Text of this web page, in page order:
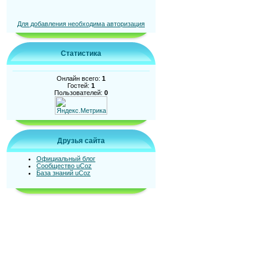
Для добавления необходима авторизация
Статистика
Онлайн всего: 1
Гостей: 1
Пользователей: 0
Друзья сайта
Официальный блог
Сообщество uCoz
База знаний uCoz